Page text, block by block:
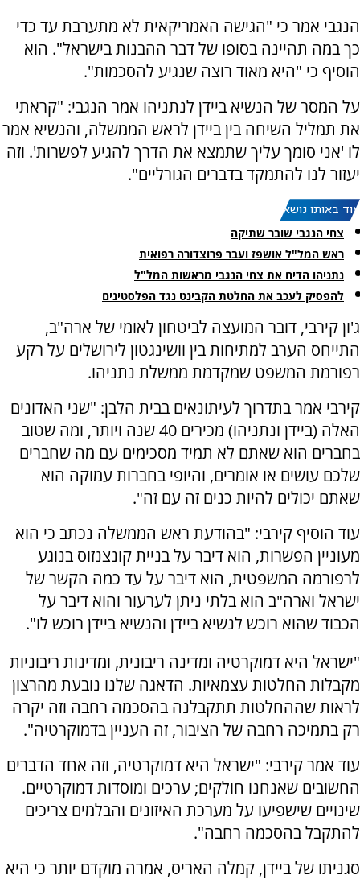
הנגבי אמר כי "הגישה האמריקאית לא מתערבת עד כדי
כך במה תהיינה בסופו של דבר ההבנות בישראל". הוא
הוסיף כי "היא מאוד רוצה שנגיע להסכמות".
על המסר של הנשיא ביידן לנתניהו אמר הנגבי: "קראתי
את תמליל השיחה בין ביידן לראש הממשלה, והנשיא אמר
לו 'אני סומך עליך שתמצא את הדרך להגיע לפשרות'. וזה
יעזור לנו להתמקד בדברים הגורליים".
עוד באותו נושא:
צחי הנגבי שובר שתיקה
ראש המל"ל אושפז ועבר פרוצדורה רפואית
נתניהו הדיח את צחי הנגבי מראשות המל"ל
להפסיק לעכב את החלטת הקבינט נגד הפלסטינים
ג'ון קירבי, דובר המועצה לביטחון לאומי של ארה"ב,
התייחס הערב למתיחות בין וושינגטון לירושלים על רקע
רפורמת המשפט שמקדמת ממשלת נתניהו.
קירבי אמר בתדרוך לעיתונאים בבית הלבן: "שני האדונים
האלה (ביידן ונתניהו) מכירים 40 שנה ויותר, ומה שטוב
בחברים הוא שאתם לא תמיד מסכימים עם מה שחברים
שלכם עושים או אומרים, והיופי בחברות עמוקה הוא
שאתם יכולים להיות כנים זה עם זה".
עוד הוסיף קירבי: "בהודעת ראש הממשלה נכתב כי הוא
מעוניין הפשרות, הוא דיבר על בניית קונצנזוס בנוגע
לרפורמה המשפטית, הוא דיבר על עד כמה הקשר של
ישראל וארה"ב הוא בלתי ניתן לערעור והוא דיבר על
הכבוד שהוא רוכש לנשיא ביידן והנשיא ביידן רוכש לו".
"ישראל היא דמוקרטיה ומדינה ריבונית, ומדינות ריבוניות
מקבלות החלטות עצמאיות. הדאגה שלנו נובעת מהרצון
לראות שההחלטות תתקבלנה בהסכמה רחבה וזה יקרה
רק בתמיכה רחבה של הציבור, זה העניין בדמוקרטיה".
עוד אמר קירבי: "ישראל היא דמוקרטיה, וזה אחד הדברים
החשובים שאנחנו חולקים; ערכים ומוסדות דמוקרטיים.
שינויים שישפיעו על מערכת האיזונים והבלמים צריכים
להתקבל בהסכמה רחבה".
סגניתו של ביידן, קמלה האריס, אמרה מוקדם יותר כי היא